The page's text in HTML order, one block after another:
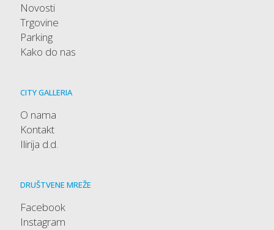
Novosti
Trgovine
Parking
Kako do nas
CITY GALLERIA
O nama
Kontakt
Ilirija d.d.
DRUŠTVENE MREŽE
Facebook
Instagram